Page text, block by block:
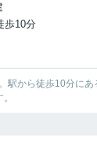
歩10分
駅から徒歩10分に